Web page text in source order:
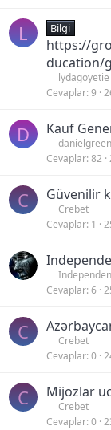
L Bilgi
https://
ducation/
lydagoyetie
Cevaplar 9
D Kauf
danielgreen
Cevaplar 82
C Güvenilir
Crebet
Cevaplar 1
Cevaplar 6
C
Crebet
Cevaplar 0
C Mijozlar
Crebet
Cevaplar 0